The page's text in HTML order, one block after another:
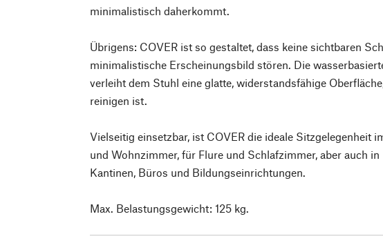
minimalistisch daherkommt.
Übrigens: COVER ist so gestaltet, dass keine sichtbaren
minimalistische Erscheinungsbild stören. Die
verleiht dem Stuhl eine glatte, widerstandsfähige
reinigen ist.
Vielseitig einsetzbar, ist COVER die ideale Sitzgelegenheit
und Wohnzimmer, für Flure und Schlafzimmer, aber auch in
Kantinen, Büros und Bildungseinrichtungen.
Max. Belastungsgewicht: 125 kg.